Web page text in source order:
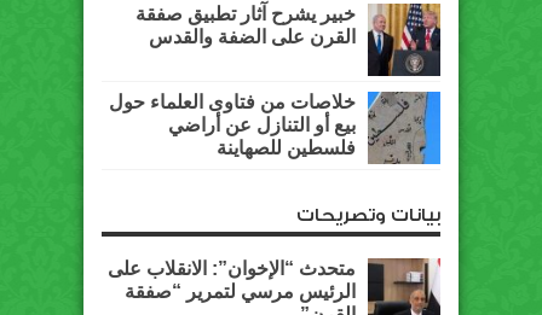
خبير يشرح آثار تطبيق صفقة
القرن على الضفة والقدس
خلاصات من فتاوى العلماء حول
بيع أو التنازل عن أراضي
فلسطين للصهاينة
بيانات وتصريحات
متحدث “الإخوان”: الانقلاب على
الرئيس مرسي لتمرير “صفقة